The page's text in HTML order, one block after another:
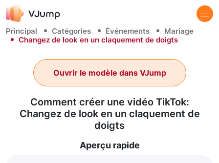
Principal Catégories Événements
Mariage
Changez de look en un claquement de doigts
Comment créer une vidéo TikTok:
Changez de look en un claquement de
doigts
Ouvrir le modèle dans VJump
Aperçu rapide